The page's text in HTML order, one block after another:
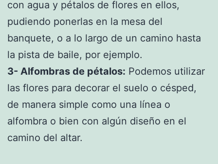
con agua y pétalos de flores en ellos,
pudiendo ponerlas en la mesa del
banquete, o a lo largo de un camino hasta
la pista de baile, por ejemplo.
3- Alfombras de pétalos: Podemos utilizar
las flores para decorar el suelo o césped,
de manera simple como una línea o
alfombra o bien con algún diseño en el
camino del altar.